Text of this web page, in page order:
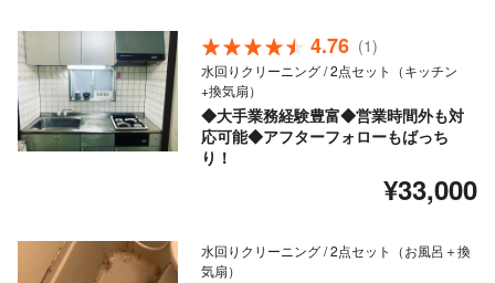
4.76 (1)
水回りクリーニング / 2点セット（キッチン
+換気扇）
◆大手業務経験豊富◆営業時間外も対
応可能◆アフターフォローもばっち
り！
¥33,000
水回りクリーニング / 2点セット（お風呂＋換
気扇）